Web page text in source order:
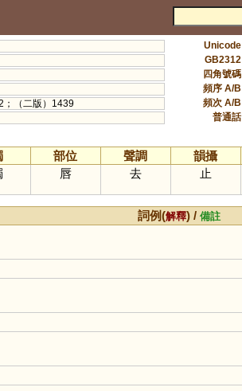
；（二版）1439
Unicode
GB2312
四角號碼
頻序 A/B
頻次 A/B
普通話
部位 聲調 韻攝
唇 去 止
詞例(解釋) /備註